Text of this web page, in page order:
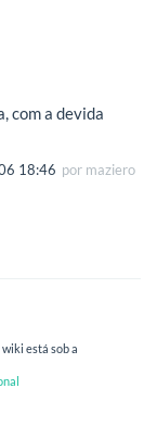
com a devida
18:46 por maziero
está sob a